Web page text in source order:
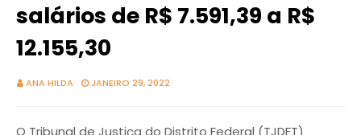
salários de R$ 7.591,39 a R$
12.155,30
ANA HILDA JANEIRO 29, 2022
O Tribunal de Justiça do Distrito Federal (TJDFT)